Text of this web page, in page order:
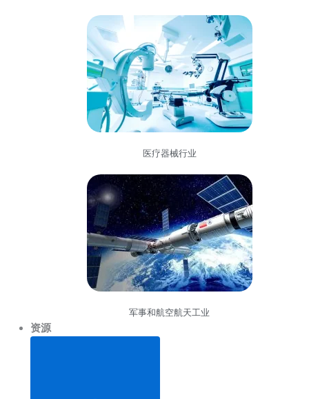
医疗器械行业
军事和航空航天工业
资源